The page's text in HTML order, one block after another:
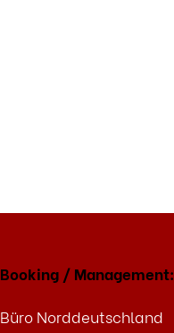
Booking / Management:
Büro Norddeutschland